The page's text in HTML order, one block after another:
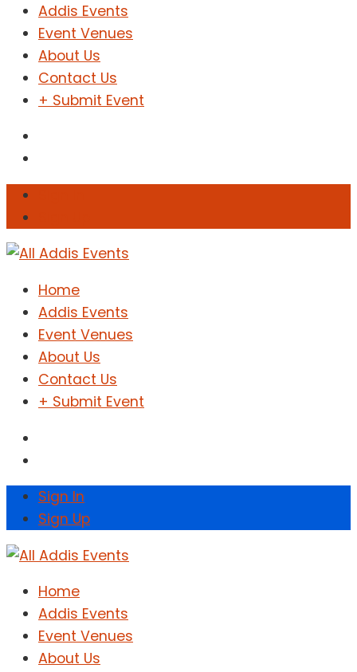
Addis Events
Event Venues
About Us
Contact Us
+ Submit Event
Home
Addis Events
Event Venues
About Us
Contact Us
+ Submit Event
Sign In
Sign Up
Home
Addis Events
Event Venues
About Us